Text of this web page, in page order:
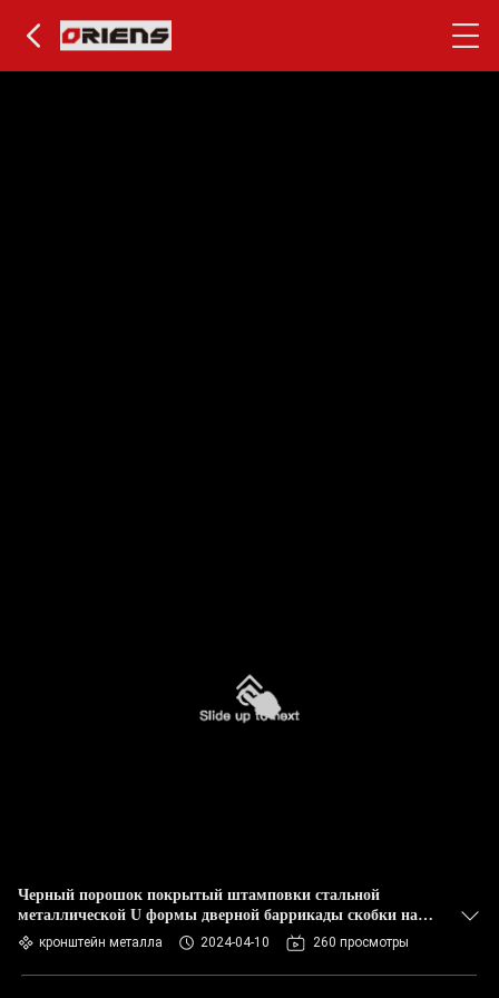
Черный порошок покрытый штамповки стальной
металлической U формы дверной баррикады скобки на
заказкронштейн металла 2024-04-10 260 просмотры